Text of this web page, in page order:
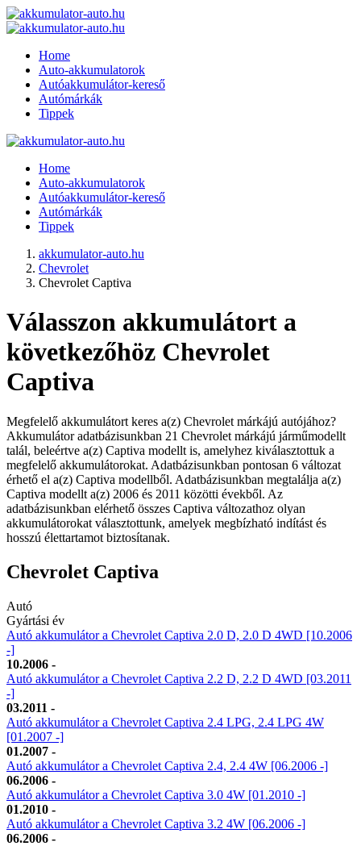
Home
Auto-akkumulatorok
Autóakkumulátor-kereső
Autómárkák
Tippek
Home
Auto-akkumulatorok
Autóakkumulátor-kereső
Autómárkák
Tippek
akkumulator-auto.hu
Chevrolet
Chevrolet Captiva
Válasszon akkumulátort a
következőhöz Chevrolet
Captiva
Megfelelő akkumulátort keres a(z) Chevrolet márkájú autójához?
Akkumulátor adatbázisunkban 21 Chevrolet márkájú járműmodellt
talál, beleértve a(z) Captiva modellt is, amelyhez kiválasztottuk a
megfelelő akkumulátorokat. Adatbázisunkban pontosan 6 változat
érhető el a(z) Captiva modellből. Adatbázisunkban megtalálja a(z)
Captiva modellt a(z) 2006 és 2011 közötti évekből. Az
adatbázisunkban elérhető összes Captiva változathoz olyan
akkumulátorokat választottunk, amelyek megbízható indítást és
hosszú élettartamot biztosítanak.
Chevrolet Captiva
Autó
Gyártási év
Autó akkumulátor a Chevrolet Captiva 2.0 D, 2.0 D 4WD [10.2006
-]
10.2006 -
Autó akkumulátor a Chevrolet Captiva 2.2 D, 2.2 D 4WD [03.2011
-]
03.2011 -
Autó akkumulátor a Chevrolet Captiva 2.4 LPG, 2.4 LPG 4W
[01.2007 -]
01.2007 -
Autó akkumulátor a Chevrolet Captiva 2.4, 2.4 4W [06.2006 -]
06.2006 -
Autó akkumulátor a Chevrolet Captiva 3.0 4W [01.2010 -]
01.2010 -
Autó akkumulátor a Chevrolet Captiva 3.2 4W [06.2006 -]
06.2006 -